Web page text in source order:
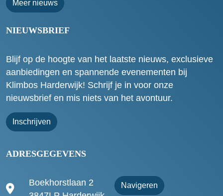
Meer nieuws
NIEUWSBRIEF
Blijf op de hoogte van het laatste nieuws, exclusieve
aanbiedingen en spannende evenementen bij
Klimbos Harderwijk! Schrijf je in voor onze
nieuwsbrief en mis niets van het avontuur.
Inschrijven
ADRESGEGEVENS
Boekhorstlaan 2
Navigeren